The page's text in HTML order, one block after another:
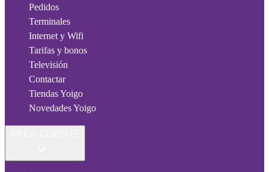
Pedidos
Terminales
Internet y Wifi
Tarifas y bonos
Televisión
Contactar
Tiendas Yoigo
Novedades Yoigo